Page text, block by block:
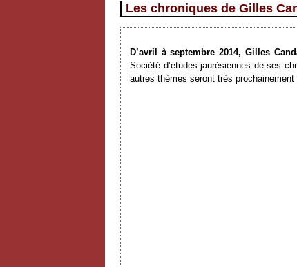
Les chroniques de Gilles
D’avril à septembre 2014, Gilles
Société d’études jaurésiennes de ses
autres thèmes seront très prochainement